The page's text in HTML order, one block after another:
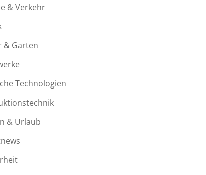
& Verkehr
& Garten
Technologien
& Urlaub